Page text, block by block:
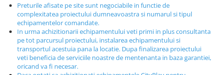
Foisoare si pergole
Rastel Biciclete
Banci
Preturile afisate pe site sunt negociabile in functie de
complexitatea proiectului dumneavoastra si numarul si tipul
echipamentelor comandate.
In urma achizitionarii echipamentului veti primi in plus consultanta
pe tot parcursul proiectului, instalarea echipamentului si
transportul acestuia pana la locatie. Dupa finalizarea proiectului
veti beneficia de serviciile noastre de mentenanta in baza garantiei,
oricand va fi necesar.